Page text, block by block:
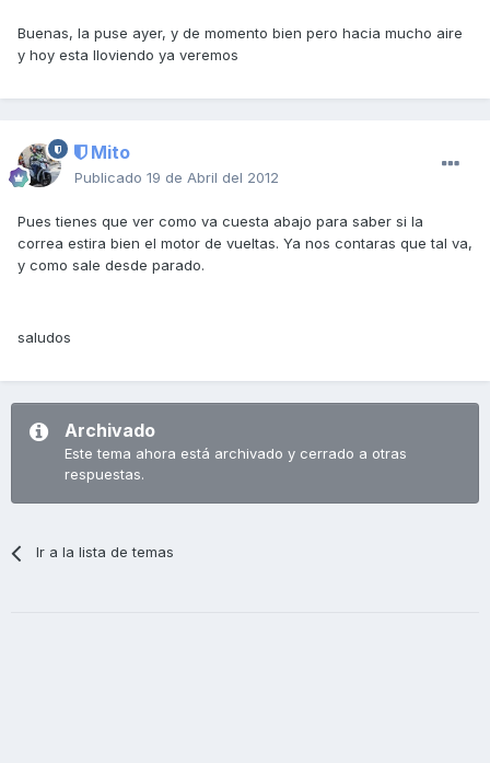
Buenas, la puse ayer, y de momento bien pero hacia mucho aire
y hoy esta lloviendo ya veremos
Mito
Publicado 19 de Abril del 2012
Pues tienes que ver como va cuesta abajo para saber si la
correa estira bien el motor de vueltas. Ya nos contaras que tal va,
y como sale desde parado.
saludos
Archivado
Este tema ahora está archivado y cerrado a otras
respuestas.
Ir a la lista de temas